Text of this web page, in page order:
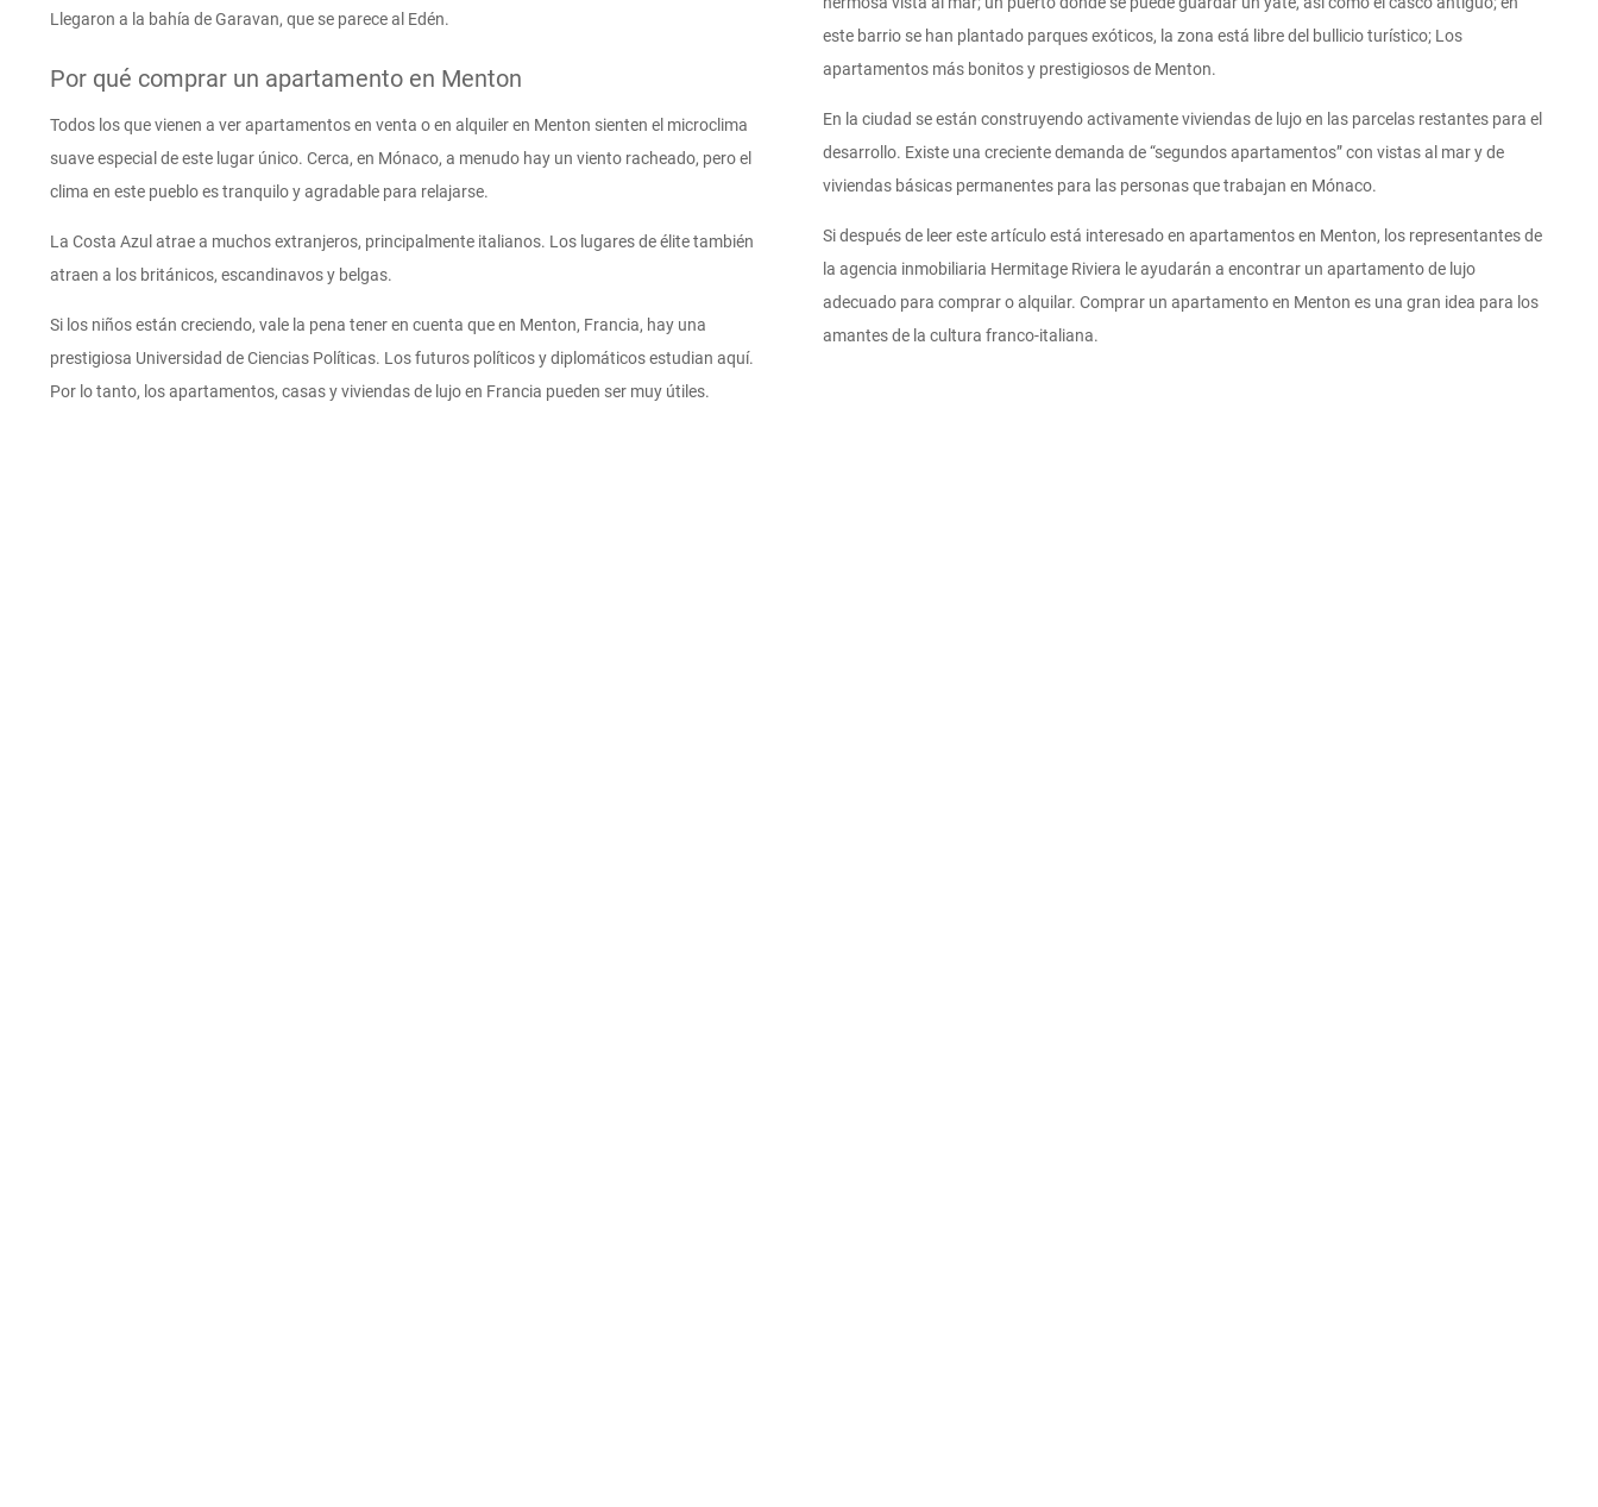
Llegaron a la bahía de Garavan, que se parece al Edén.
Por qué comprar un apartamento en Menton
Todos los que vienen a ver apartamentos en venta o en alquiler en Menton sienten el microclima
suave especial de este lugar único. Cerca, en Mónaco, a menudo hay un viento racheado, pero el
clima en este pueblo es tranquilo y agradable para relajarse.
La Costa Azul atrae a muchos extranjeros, principalmente italianos. Los lugares de élite también
atraen a los británicos, escandinavos y belgas.
Si los niños están creciendo, vale la pena tener en cuenta que en Menton, Francia, hay una
prestigiosa Universidad de Ciencias Políticas. Los futuros políticos y diplomáticos estudian aquí.
Por lo tanto, los apartamentos, casas y viviendas de lujo en Francia pueden ser muy útiles.
este barrio se han plantado parques exóticos, la zona está libre del bullicio turístico; Los
apartamentos más bonitos y prestigiosos de Menton.
En la ciudad se están construyendo activamente viviendas de lujo en las parcelas restantes para el
desarrollo. Existe una creciente demanda de “segundos apartamentos” con vistas al mar y de
viviendas básicas permanentes para las personas que trabajan en Mónaco.
Si después de leer este artículo está interesado en apartamentos en Menton, los representantes de
la agencia inmobiliaria Hermitage Riviera le ayudarán a encontrar un apartamento de lujo
adecuado para comprar o alquilar. Comprar un apartamento en Menton es una gran idea para los
amantes de la cultura franco-italiana.